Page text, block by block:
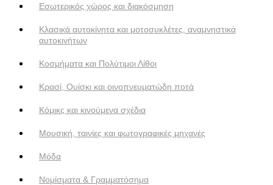
Εσωτερικός χώρος και διακόσμηση
Κλασικά αυτοκίνητα και μοτοσυκλέτες, αναμνηστικά
αυτοκινήτων
Κοσμήματα και Πολύτιμοι Λίθοι
Κρασί, Ουίσκι και οινοπνευματώδη ποτά
Κόμικς και κινούμενα σχέδια
Μουσική, ταινίες και φωτογραφικές μηχανές
Μόδα
Νομίσματα & Γραμματόσημα